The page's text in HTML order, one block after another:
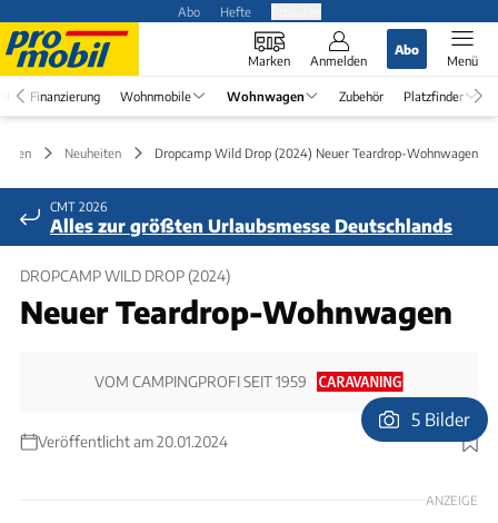
Abo Hefte
Marken Anmelden
Abo
Menü
Finanzierung Wohnmobile Wohnwagen Zubehör Platzfinder
Neuheiten Dropcamp Wild Drop (2024) Neuer Teardrop-Wohnwagen
CMT 2026
Alles zur größten Urlaubsmesse Deutschlands
DROPCAMP WILD DROP (2024)
Neuer Teardrop-Wohnwagen
VOM CAMPINGPROFI SEIT 1959
Veröffentlicht am 20.01.2024
Foto: Ingolf Pompe
5 Bilder
ANZEIGE